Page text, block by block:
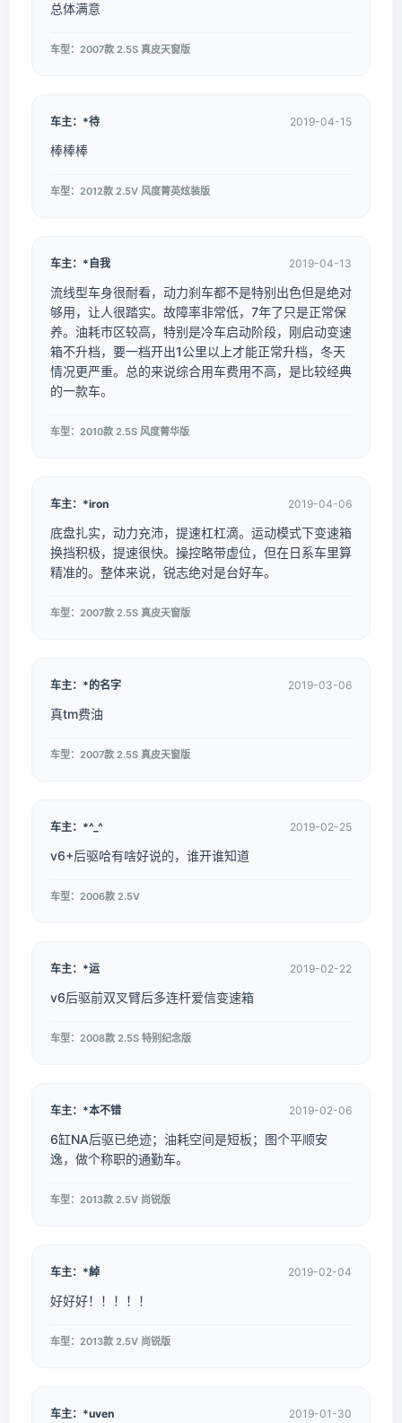
总体满意
车型：2007款 2.5S 真皮天窗版
车主：*待 2019-04-15
棒棒棒
车型：2012款 2.5V 风度菁英炫装版
车主：*自我 2019-04-13
流线型车身很耐看，动力刹车都不是特别出色但是绝对
够用，让人很踏实。故障率非常低，7年了只是正常保
养。油耗市区较高，特别是冷车启动阶段，刚启动变速
箱不升档，要一档开出1公里以上才能正常升档，冬天
情况更严重。总的来说综合用车费用不高，是比较经典
的一款车。
车型：2010款 2.5S 风度菁华版
车主：*iron 2019-04-06
底盘扎实，动力充沛，提速杠杠滴。运动模式下变速箱
换挡积极，提速很快。操控略带虚位，但在日系车里算
精准的。整体来说，锐志绝对是台好车。
车型：2007款 2.5S 真皮天窗版
车主：*的名字 2019-03-06
真tm费油
车型：2007款 2.5S 真皮天窗版
车主：*^_^ 2019-02-25
v6+后驱哈有啥好说的，谁开谁知道
车型：2006款 2.5V
车主：*运 2019-02-22
v6后驱前双叉臂后多连杆爱信变速箱
车型：2008款 2.5S 特别纪念版
车主：*本不错 2019-02-06
6缸NA后驱已绝迹；油耗空间是短板；图个平顺安
逸，做个称职的通勤车。
车型：2013款 2.5V 尚锐版
车主：*綽 2019-02-04
好好好！！！！！
车型：2013款 2.5V 尚锐版
车主：*uven 2019-01-30